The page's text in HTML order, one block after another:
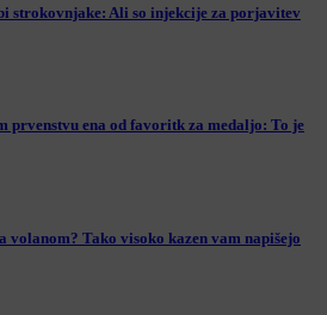
strokovnjake: Ali so injekcije za porjavitev
prvenstvu ena od favoritk za medaljo: To je
volanom? Tako visoko kazen vam napišejo